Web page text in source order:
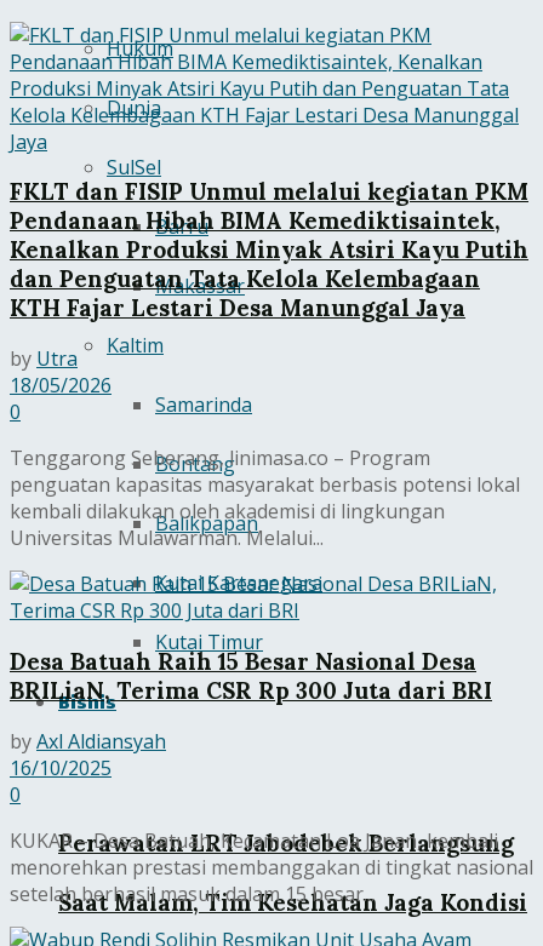
Hukum
Dunia
SulSel
Barru
Makassar
Kaltim
Samarinda
Bontang
Balikpapan
Kutai Kartanegara
Kutai Timur
Bisnis
Perawatan LRT Jabodebek Berlangsung
Saat Malam, Tim Kesehatan Jaga Kondisi
FKLT dan FISIP Unmul melalui kegiatan PKM
Pendanaan Hibah BIMA Kemediktisaintek,
Kenalkan Produksi Minyak Atsiri Kayu Putih
dan Penguatan Tata Kelola Kelembagaan
KTH Fajar Lestari Desa Manunggal Jaya
by Utra
18/05/2026
0
Tenggarong Seberang, linimasa.co – Program
penguatan kapasitas masyarakat berbasis potensi lokal
kembali dilakukan oleh akademisi di lingkungan
Universitas Mulawarman. Melalui...
Desa Batuah Raih 15 Besar Nasional Desa
BRILiaN, Terima CSR Rp 300 Juta dari BRI
byAxl Aldiansyah
16/10/2025
0
KUKAR – Desa Batuah, Kecamatan Loa Janan, kembali
menorehkan prestasi membanggakan di tingkat nasional
setelah berhasil masuk dalam 15 besar...